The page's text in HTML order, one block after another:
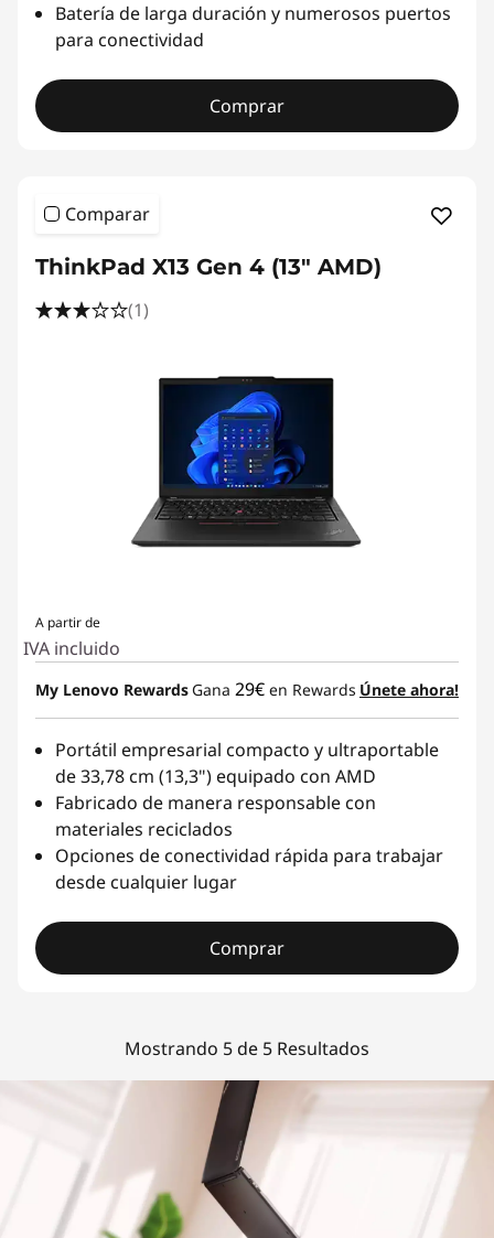
Batería de larga duración y numerosos puertos
para conectividad
Comprar
Comparar
ThinkPad X13 Gen 4 (13" AMD)
(1)
A partir de
IVA incluido
My Lenovo Rewards Gana 29€ en Rewards Únete ahora!
Portátil empresarial compacto y ultraportable
de 33,78 cm (13,3") equipado con AMD
Fabricado de manera responsable con
materiales reciclados
Opciones de conectividad rápida para trabajar
desde cualquier lugar
Comprar
Mostrando 5 de 5 Resultados